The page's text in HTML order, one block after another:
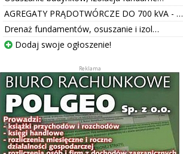
AGREGATY PRĄDOTWÓRCZE DO 700 kVA - …
Drenaż fundamentów, osuszanie i izol…
Dodaj swoje ogłoszenie!